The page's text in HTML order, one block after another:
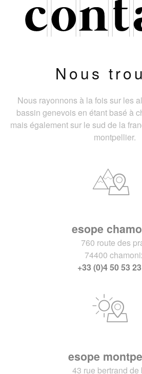
Nous
Nous rayonnons à la fois sur les
bassin genevois en étant basé à
mais également sur le sud de la
montpellier.
esope
760 route des
74400
+33 (0)4 50 53
esope
43 rue bertrand de